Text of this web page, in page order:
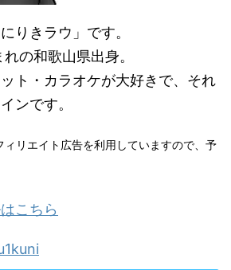
りきラウ」です。
の和歌山県出身。
ト・カラオケが大好きで、それ
ンです。
リエイト広告を利用していますので、予
こちら